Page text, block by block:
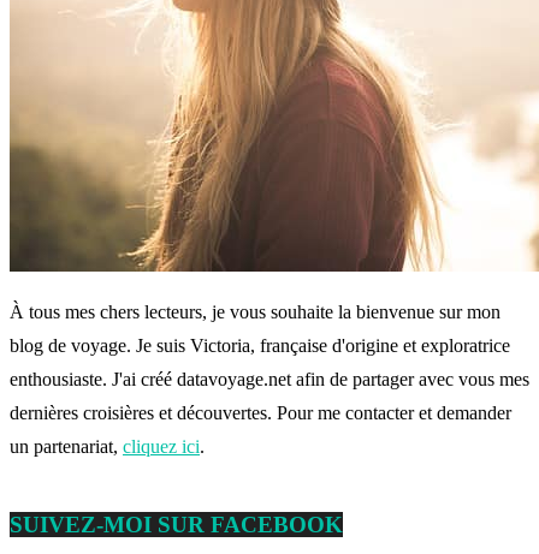
À tous mes chers lecteurs, je vous souhaite la bienvenue sur mon
blog de voyage. Je suis Victoria, française d'origine et exploratrice
enthousiaste. J'ai créé datavoyage.net afin de partager avec vous mes
dernières croisières et découvertes. Pour me contacter et demander
un partenariat, cliquez ici.
SUIVEZ-MOI SUR FACEBOOK